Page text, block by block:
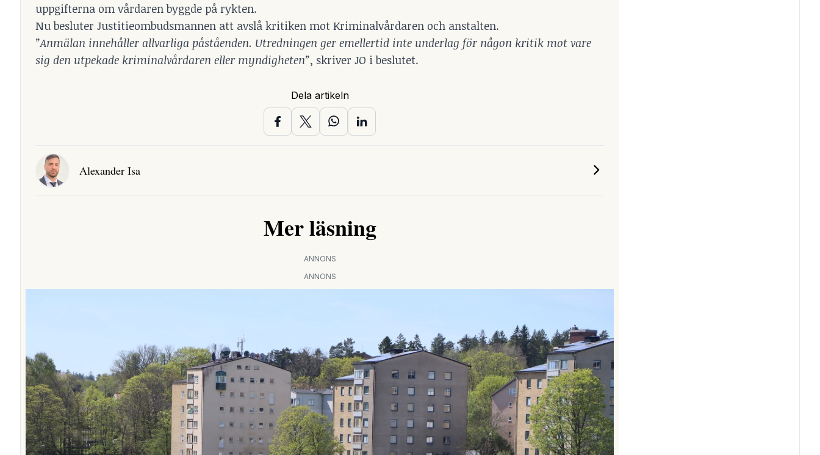
uppgifterna om vårdaren byggde på rykten.
Nu besluter Justitieombudsmannen att avslå kritiken mot Kriminalvårdaren och anstalten.
”Anmälan innehåller allvarliga påståenden. Utredningen ger emellertid inte underlag för någon kritik mot vare
sig den utpekade kriminalvårdaren eller myndigheten”, skriver JO i beslutet.
Dela artikeln
Alexander Isa
Mer läsning
ANNONS
ANNONS